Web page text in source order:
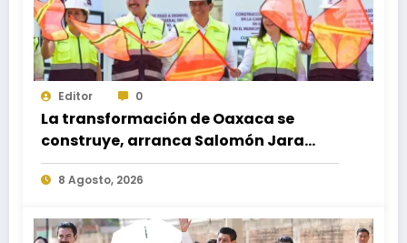
Editor 0
La transformación de Oaxaca se
construye, arranca Salomón Jara
obra del paso a desnivel en la
carretera federal 190 kilómetro 184 +
8 Agosto, 2026